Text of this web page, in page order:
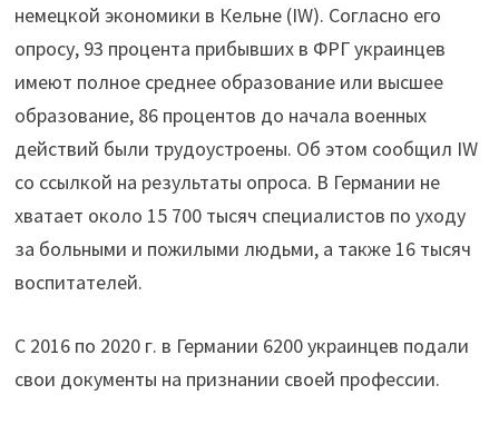
немецкой экономики в Кельне (IW). Согласно его
опросу, 93 процента прибывших в ФРГ украинцев
имеют полное среднее образование или высшее
образование, 86 процентов до начала военных
действий были трудоустроены. Об этом сообщил IW
со ссылкой на результаты опроса. В Германии не
хватает около 15 700 тысяч специалистов по уходу
за больными и пожилыми людьми, а также 16 тысяч
воспитателей.
С 2016 по 2020 г. в Германии 6200 украинцев подали
свои документы на признании своей профессии.